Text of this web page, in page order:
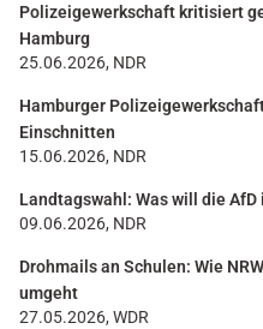
Polizeigewerkschaft kritisiert
Hamburg
25.06.2026, NDR
Hamburger
Einschnitten
15.06.2026, NDR
Landtagswahl: Was will die
09.06.2026, NDR
Drohmails an Schulen: Wie
umgeht
27.05.2026, WDR